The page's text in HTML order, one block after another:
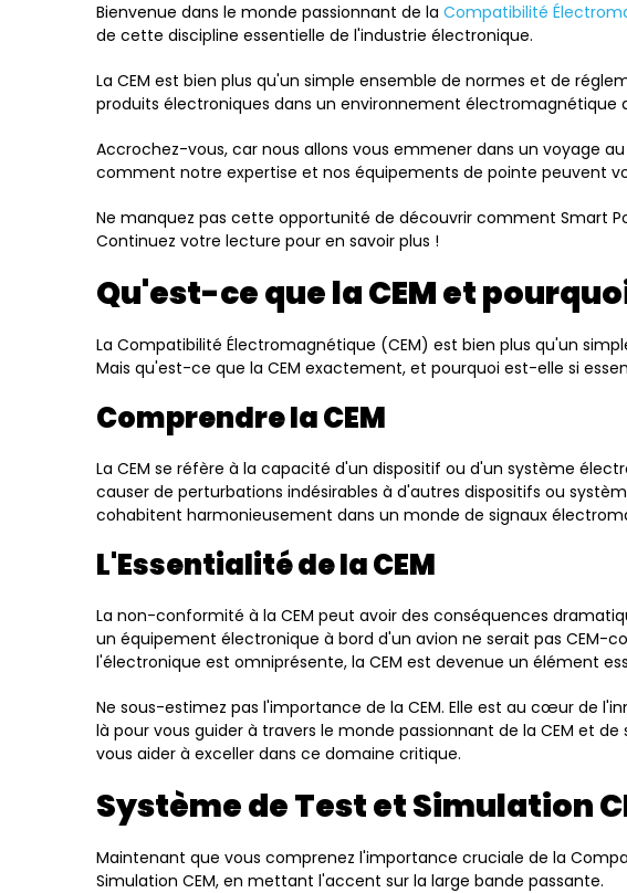
Bienvenue dans le monde passionnant de la Compatibilité
de cette discipline essentielle de l'industrie électronique.
La CEM est bien plus qu'un simple ensemble de normes et de
produits électroniques dans un environnement électromagnétique
Accrochez-vous, car nous allons vous emmener dans un voyage
comment notre expertise et nos équipements de pointe peuvent
Ne manquez pas cette opportunité de découvrir comment Smart
Continuez votre lecture pour en savoir plus !
Qu'est-ce que la CEM et
La Compatibilité Électromagnétique (CEM) est bien plus qu'un
Mais qu'est-ce que la CEM exactement, et pourquoi est-elle si
Comprendre la CEM
La CEM se réfère à la capacité d'un dispositif ou d'un système
causer de perturbations indésirables à d'autres dispositifs ou
cohabitent harmonieusement dans un monde de signaux
L'Essentialité de la CEM
La non-conformité à la CEM peut avoir des conséquences
un équipement électronique à bord d'un avion ne serait pas
l'électronique est omniprésente, la CEM est devenue un élément
Ne sous-estimez pas l'importance de la CEM. Elle est au cœur de
là pour vous guider à travers le monde passionnant de la CEM et
vous aider à exceller dans ce domaine critique.
Système de Test et Simulation
Maintenant que vous comprenez l'importance cruciale de la
Simulation CEM, en mettant l'accent sur la large bande passante.